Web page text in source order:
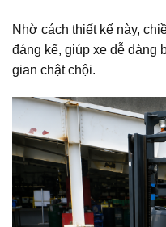
Nhờ cách thiết kế này,
đáng kể, giúp xe dễ dàng
gian chật chội.